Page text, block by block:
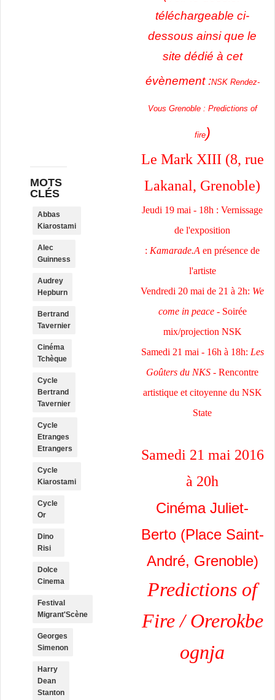
téléchargeable ci-
dessous ainsi que le
site dédié à cet
évènement :NSK Rendez-
Vous Grenoble : Predictions of
fire)
Le Mark XIII (8, rue
Lakanal, Grenoble)
Jeudi 19 mai - 18h : Vernissage
de l'exposition
: Kamarade.A en présence de
l'artiste
Vendredi 20 mai de 21 à 2h: We
come in peace- Soirée
mix/projection NSK
Samedi 21 mai - 16h à 18h: Les
Goûters du NKS - Rencontre
artistique et citoyenne du NSK
State
Samedi 21 mai 2016
à 20h
Cinéma Juliet-
Berto (Place Saint-
André, Grenoble)
Predictions of
Fire / Orerokbe
ognja
MOTS
CLÉS
Abbas
Kiarostami
Alec
Guinness
Audrey
Hepburn
Bertrand
Tavernier
Cinéma
Tchèque
Cycle
Bertrand
Tavernier
Cycle
Etranges
Etrangers
Cycle
Kiarostami
Cycle
Or
Dino
Risi
Dolce
Cinema
Festival
Migrant'Scène
Georges
Simenon
Harry
Dean
Stanton